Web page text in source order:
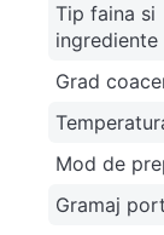
Tip faina si
ingrediente
Grad
Mod de
Gramaj